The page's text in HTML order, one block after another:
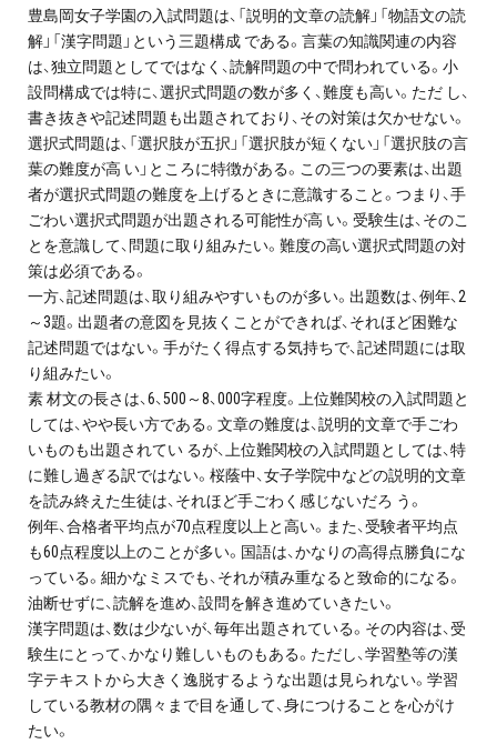
採用情報
インフォメーション
会社概要
採用情報
プライバシーポリシー
免責事項・著作権等
プロ教師が届ける
公式LINE＠
0120-11-3967
受付:9:30～21:30(定休:日曜・祝日)
豊島岡女子学園の入試問題は、「説明的文章の読解」「物語文の読
解」「漢字問題」という三題構成 である。言葉の知識関連の内容
は、独立問題としてではなく、読解問題の中で問われている。小
設問構成では特に、選択式問題の数が多く、難度も高い。ただ し、
書き抜きや記述問題も出題されており、その対策は欠かせない。
選択式問題は、「選択肢が五択」「選択肢が短くない」「選択肢の言
葉の難度が高 い」ところに特徴がある。この三つの要素は、出題
者が選択式問題の難度を上げるときに意識すること。つまり、手
ごわい選択式問題が出題される可能性が高 い。受験生は、そのこ
とを意識して、問題に取り組みたい。難度の高い選択式問題の対
策は必須である。
一方、記述問題は、取り組みやすいものが多い。出題数は、例年、2
～3題。出題者の意図を見抜くことができれば、それほど困難な
記述問題ではない。手がたく得点する気持ちで、記述問題には取
り組みたい。
素 材文の長さは、6、500～8、000字程度。上位難関校の入試問題と
しては、やや長い方である。文章の難度は、説明的文章で手ごわ
いものも出題されてい るが、上位難関校の入試問題としては、特
に難し過ぎる訳ではない。桜蔭中、女子学院中などの説明的文章
を読み終えた生徒は、それほど手ごわく感じないだろ う。
例年、合格者平均点が70点程度以上と高い。また、受験者平均点
も60点程度以上のことが多い。国語は、かなりの高得点勝負にな
っている。細かなミスでも、それが積み重なると致命的になる。
油断せずに、読解を進め、設問を解き進めていきたい。
漢字問題は、数は少ないが、毎年出題されている。その内容は、受
験生にとって、かなり難しいものもある。ただし、学習塾等の漢
字テキストから大きく逸脱するような出題は見られない。学習
している教材の隅々まで目を通して、身につけることを心がけ
たい。